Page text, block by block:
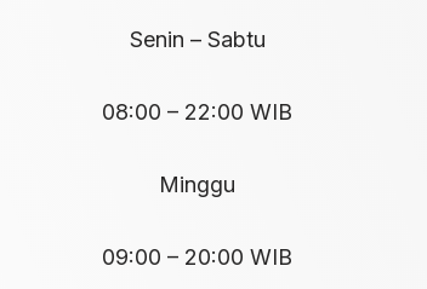
Senin – Sabtu
08:00 – 22:00 WIB
Minggu
09:00 – 20:00 WIB